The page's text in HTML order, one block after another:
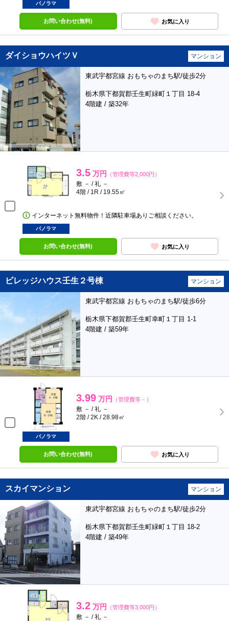
パノラマ
お問い合わせ(無料) お気に入り
ダイショウハイツＶ マンション
東武宇都宮線 おもちゃのまち駅/徒歩2分
栃木県下都賀郡壬生町緑町１丁目 18-4
4階建 / 築32年
3.5 万円 （管理費等2,000円）
敷 － / 礼 －
4階 / 1R / 19.55㎡
インターネット無料物件！近隣駐車場ありご相談ください。
パノラマ
お問い合わせ(無料) お気に入り
ビレッジハウス壬生２号棟 マンション
東武宇都宮線 おもちゃのまち駅/徒歩6分
栃木県下都賀郡壬生町幸町１丁目 1-1
4階建 / 築59年
3.99 万円 （管理費等－）
敷 － / 礼 －
2階 / 2K / 28.98㎡
パノラマ
お問い合わせ(無料) お気に入り
スカイマンション マンション
東武宇都宮線 おもちゃのまち駅/徒歩2分
栃木県下都賀郡壬生町緑町１丁目 18-2
4階建 / 築49年
3.2 万円 （管理費等3,000円）
敷 － / 礼 －